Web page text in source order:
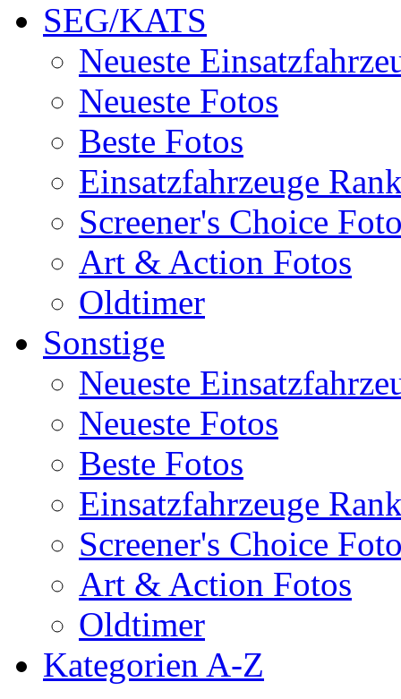
SEG/KATS
Neueste
Neueste Fotos
Beste Fotos
Einsatzfahrzeuge
Screener's Choice
Art & Action Fotos
Oldtimer
Sonstige
Neueste
Neueste Fotos
Beste Fotos
Einsatzfahrzeuge
Screener's Choice
Art & Action Fotos
Oldtimer
Kategorien A-Z